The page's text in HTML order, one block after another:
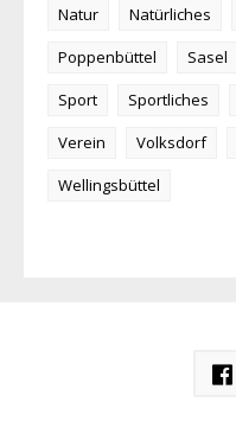
Natur
Natürliches
Poppenbüttel
Sasel
Sport
Sportliches
Verein
Volksdorf
Wellingsbüttel